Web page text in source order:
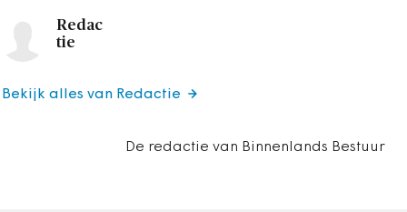
Redac
tie
De redactie van Binnenlands Bestuur
Bekijk alles van Redactie